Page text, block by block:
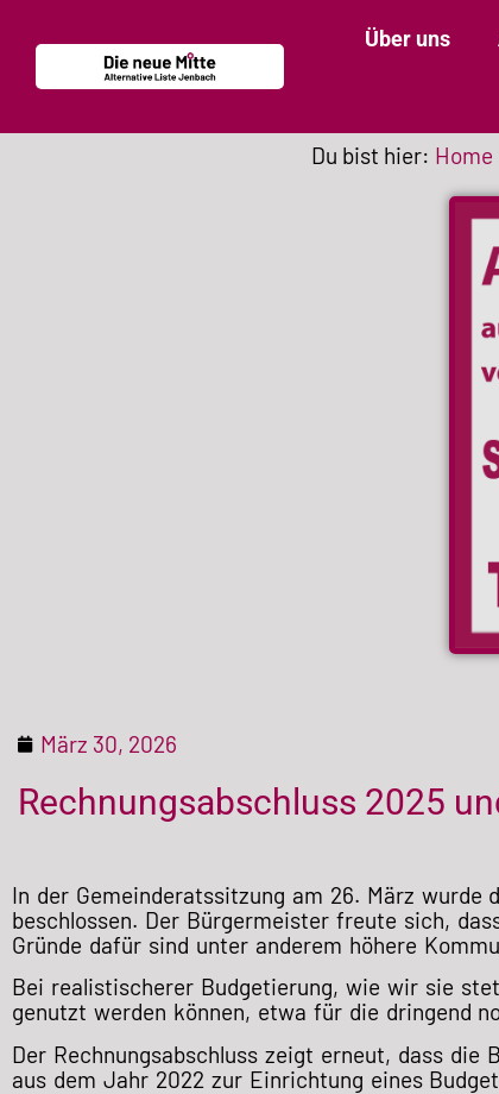
Über uns
Du bist hier: Home
März 30, 2026
Rechnungsabschluss 2025
In der Gemeinderatssitzung am 26. März wurde
beschlossen. Der Bürgermeister freute sich,
Gründe dafür sind unter anderem höhere
Bei realistischerer Budgetierung, wie wir sie
genutzt werden können, etwa für die dringend
Der Rechnungsabschluss zeigt erneut, dass
aus dem Jahr 2022 zur Einrichtung eines